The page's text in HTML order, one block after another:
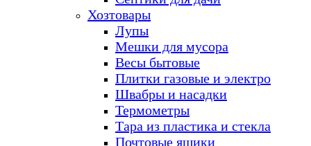
Хозтовары
Лупы
Мешки для мусора
Весы бытовые
Плитки газовые и электро
Швабры и насадки
Термометры
Тара из пластика и стекла
Почтовые ящики